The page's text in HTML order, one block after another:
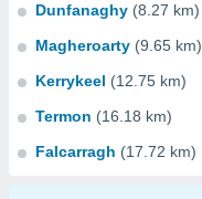
Dunfanaghy (8.27 km)
Magheroarty (9.65 km)
Kerrykeel (12.75 km)
Termon (16.18 km)
Falcarragh (17.72 km)